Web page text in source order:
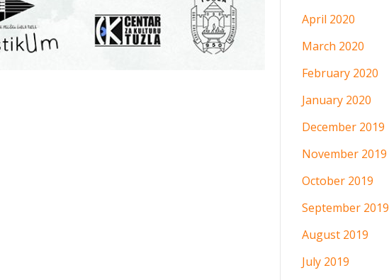
April 2020
March 2020
February 2020
January 2020
December 2019
November 2019
October 2019
September 2019
August 2019
July 2019